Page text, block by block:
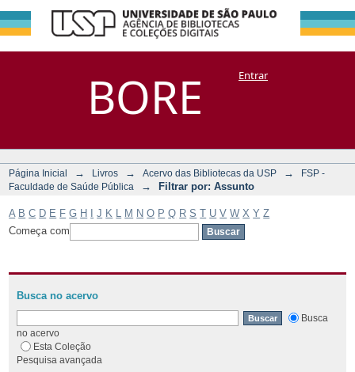
BORE
Filtrar por:
Assunto
DSpace/Manakin + CoriscoEntrar
Página Inicial → Livros → Acervo das Bibliotecas da USP →
FSP -
Faculdade de Saúde Pública
→ Filtrar por: Assunto
A B C D E F G H J K M N O P Q R S T U V W X Y Z
Começa com
Busca no acervo
Busca
no acervo
Esta Coleção
Pesquisa avançada